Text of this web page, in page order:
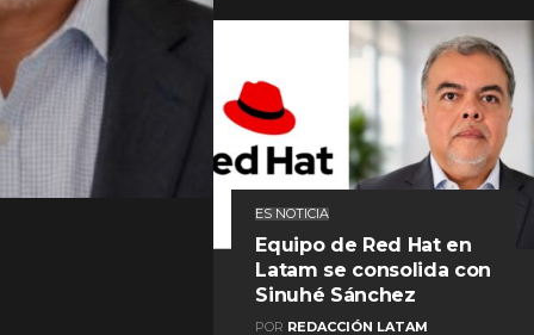
ES NOTICIA
Equipo de Red Hat en
Latam se consolida con
Sinuhé Sánchez
POR REDACCIÓN LATAM